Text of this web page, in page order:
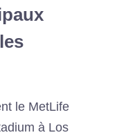
le MetLife
à Los